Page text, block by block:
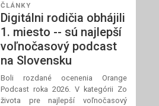
ČLÁNKY
Digitálni rodičia obhájili
1. miesto -- sú najlepší
voľnočasový podcast
na Slovensku
Boli rozdané ocenenia Orange
Podcast roka 2026. V kategórii Zo
života pre najlepší voľnočasový